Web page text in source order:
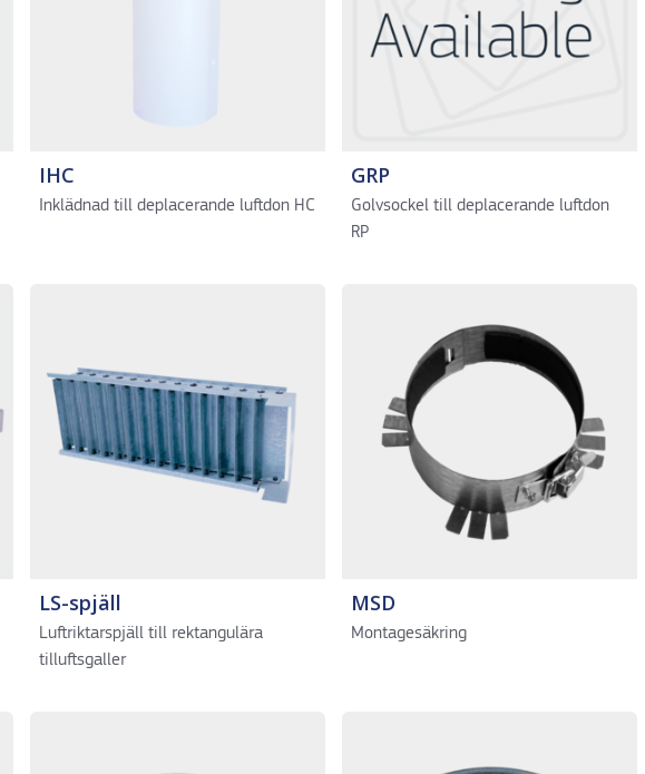
IHC
Inklädnad till deplacerande luftdon HC
GRP
Golvsockel till deplacerande luftdon
RP
LS-spjäll
Luftriktarspjäll till rektangulära
tilluftsgaller
MSD
Montagesäkring